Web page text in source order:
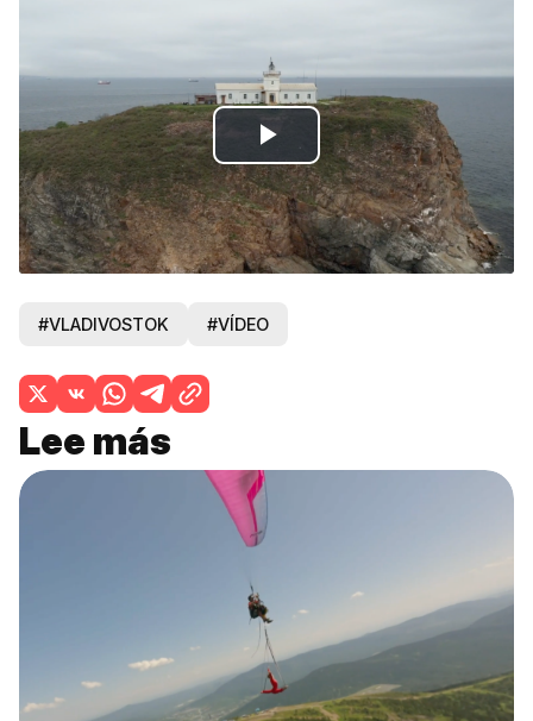
Play
Video
#VLADIVOSTOK #VÍDEO
Lee más